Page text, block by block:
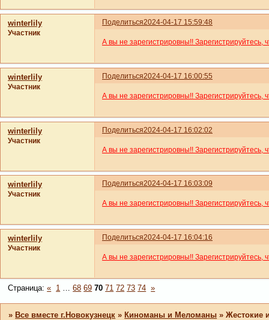
Поделиться2024-04-17 15:59:48
winterlily
Участник
А вы не зарегистрировны!! Зарегистрируйтесь,
Поделиться2024-04-17 16:00:55
winterlily
Участник
А вы не зарегистрировны!! Зарегистрируйтесь,
Поделиться2024-04-17 16:02:02
winterlily
Участник
А вы не зарегистрировны!! Зарегистрируйтесь,
Поделиться2024-04-17 16:03:09
winterlily
Участник
А вы не зарегистрировны!! Зарегистрируйтесь,
Поделиться2024-04-17 16:04:16
winterlily
Участник
А вы не зарегистрировны!! Зарегистрируйтесь,
Страница:« 1 68 69 70 71 72 73 74 »
»Все вместе г.Новокузнецк »Киноманы и Меломаны »Жестокие